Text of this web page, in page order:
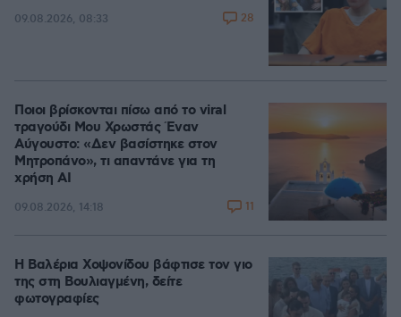
09.08.2026, 08:33 28
Ποιοι βρίσκονται πίσω από το viral
τραγούδι Μου Χρωστάς Έναν
Αύγουστο: «Δεν βασίστηκε στον
Μητροπάνο», τι απαντάνε για τη
χρήση AI
09.08.2026, 14:18 11
Η Βαλέρια Χοψονίδου βάφτισε τον γιο
της στη Βουλιαγμένη, δείτε
φωτογραφίες